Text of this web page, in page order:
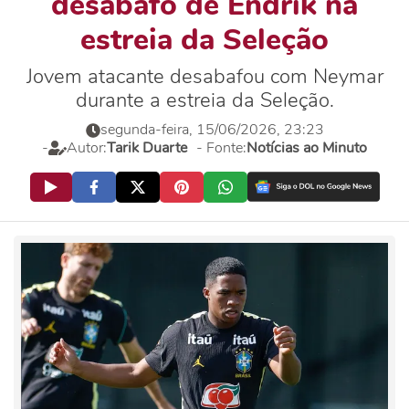
estreia da Seleção
Jovem atacante desabafou com Neymar
durante a estreia da Seleção.
segunda-feira, 15/06/2026, 23:23
-
Autor:Tarik Duarte - Fonte:Notícias ao Minuto